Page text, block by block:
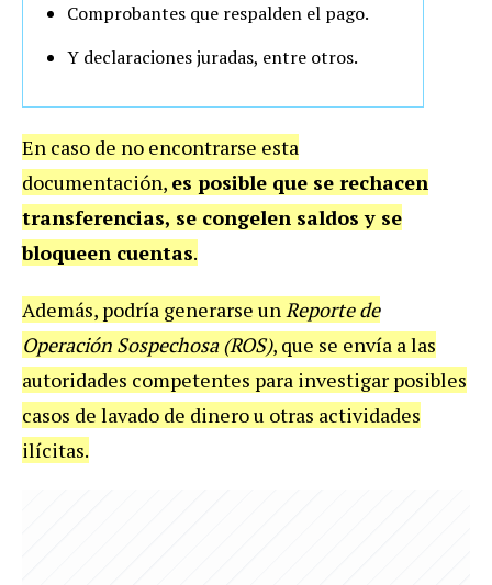
Comprobantes que respalden el pago.
Y declaraciones juradas, entre otros.
En caso de no encontrarse esta
documentación, es posible que se rechacen
transferencias, se congelen saldos y se
bloqueen cuentas.
Además, podría generarse unReporte de
Operación Sospechosa (ROS), que se envía a las
autoridades competentes para investigar posibles
casos de lavado de dinero u otras actividades
ilícitas.